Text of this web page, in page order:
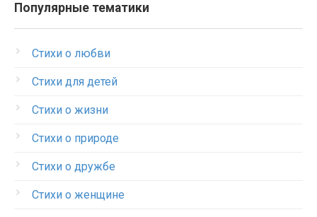
Популярные тематики
Стихи о любви
Стихи для детей
Стихи о жизни
Стихи о природе
Стихи о дружбе
Стихи о женщине